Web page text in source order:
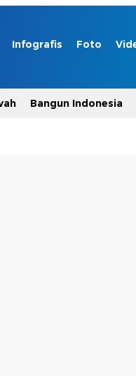
Infografis Foto
Bangun Indonesia